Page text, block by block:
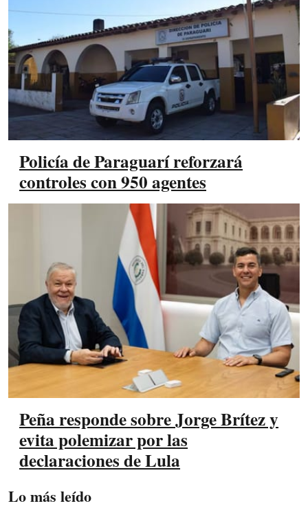
Policía de Paraguarí reforzará
controles con 950 agentes
Peña responde sobre Jorge Brítez y
evita polemizar por las
declaraciones de Lula
Lo más leído